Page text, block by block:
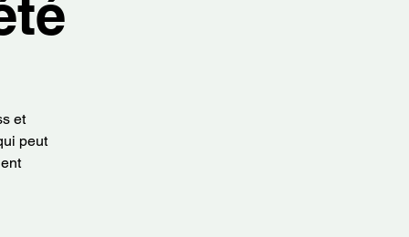
et
peut